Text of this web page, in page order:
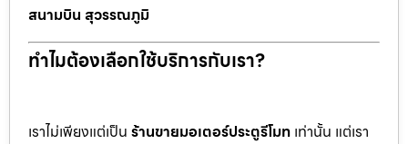
สนามบิน สุวรรณภูมิ
ทำไมต้องเลือกใช้บริการกับเรา?
เราไม่เพียงแต่เป็น ร้านขายมอเตอร์ประตูรีโมท เท่านั้น แต่เรา